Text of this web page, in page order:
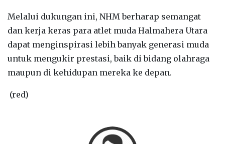
Melalui dukungan ini, NHM berharap semangat
dan kerja keras para atlet muda Halmahera Utara
dapat menginspirasi lebih banyak generasi muda
untuk mengukir prestasi, baik di bidang olahraga
maupun di kehidupan mereka ke depan.
(red)